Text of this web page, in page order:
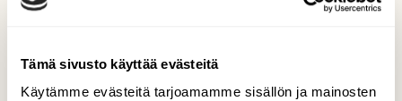
Tämä sivusto käyttää evästeitä
Käytämme evästeitä tarjoamamme sisällön ja mainosten